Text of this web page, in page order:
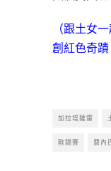
（跟土女
創紅色奇蹟
加拉塔薩雷
歐錦賽 費內